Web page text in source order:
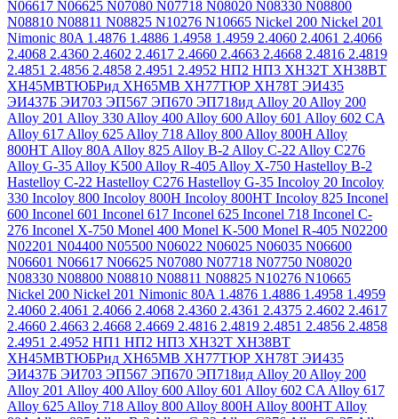
N06617 N06625 N07080 N07718 N08020 N08330 N08800
N08810 N08811 N08825 N10276 N10665 Nickel 200 Nickel 201
Nimonic 80A 1.4876 1.4886 1.4958 1.4959 2.4060 2.4061 2.4066
2.4068 2.4360 2.4602 2.4617 2.4660 2.4663 2.4668 2.4816 2.4819
2.4851 2.4856 2.4858 2.4951 2.4952 НП2 НП3 ХН32Т ХН38ВТ
ХН45МВТЮБРид ХН65МВ ХН77ТЮР ХН78Т ЭИ435
ЭИ437Б ЭИ703 ЭП567 ЭП670 ЭП718ид Alloy 20 Alloy 200
Alloy 201 Alloy 330 Alloy 400 Alloy 600 Alloy 601 Alloy 602 CA
Alloy 617 Alloy 625 Alloy 718 Alloy 800 Alloy 800H Alloy
800HT Alloy 80A Alloy 825 Alloy B-2 Alloy C-22 Alloy C276
Alloy G-35 Alloy K500 Alloy R-405 Alloy X-750 Hastelloy B-2
Hastelloy C-22 Hastelloy C276 Hastelloy G-35 Incoloy 20 Incoloy
330 Incoloy 800 Incoloy 800H Incoloy 800HT Incoloy 825 Inconel
600 Inconel 601 Inconel 617 Inconel 625 Inconel 718 Inconel C-
276 Inconel X-750 Monel 400 Monel K-500 Monel R-405 N02200
N02201 N04400 N05500 N06022 N06025 N06035 N06600
N06601 N06617 N06625 N07080 N07718 N07750 N08020
N08330 N08800 N08810 N08811 N08825 N10276 N10665
Nickel 200 Nickel 201 Nimonic 80A 1.4876 1.4886 1.4958 1.4959
2.4060 2.4061 2.4066 2.4068 2.4360 2.4361 2.4375 2.4602 2.4617
2.4660 2.4663 2.4668 2.4669 2.4816 2.4819 2.4851 2.4856 2.4858
2.4951 2.4952 НП1 НП2 НП3 ХН32Т ХН38ВТ
ХН45МВТЮБРид ХН65МВ ХН77ТЮР ХН78Т ЭИ435
ЭИ437Б ЭИ703 ЭП567 ЭП670 ЭП718ид Alloy 20 Alloy 200
Alloy 201 Alloy 400 Alloy 600 Alloy 601 Alloy 602 CA Alloy 617
Alloy 625 Alloy 718 Alloy 800 Alloy 800H Alloy 800HT Alloy